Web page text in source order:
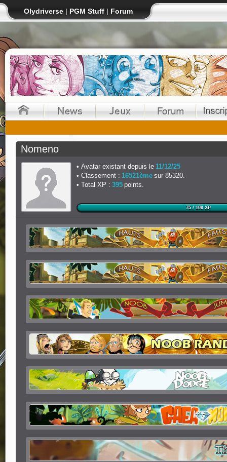
Olydriverse | PGM Stuff | Forum
Nomeno
Avatar existant depuis le 11/12/25
Classement : 16521ème sur 85320.
Total XP : 395 points.
75 / 109 XP